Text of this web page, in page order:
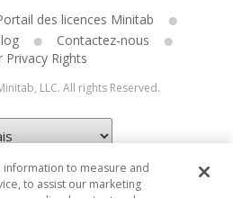
des licences Minitab
Contactez-nous
Privacy Rights
LLC. All rights Reserved.
to measure and
to assist our marketing